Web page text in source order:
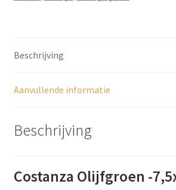
Beschrijving
Aanvullende informatie
Beschrijving
Costanza Olijfgroen -